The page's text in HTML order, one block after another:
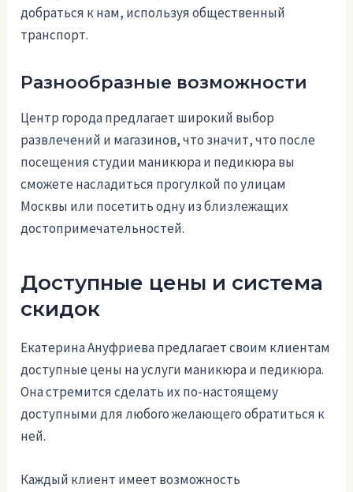
добраться к нам, используя общественный
транспорт.
Разнообразные возможности
Центр города предлагает широкий выбор
развлечений и магазинов, что значит, что после
посещения студии маникюра и педикюра вы
сможете насладиться прогулкой по улицам
Москвы или посетить одну из близлежащих
достопримечательностей.
Доступные цены и система
скидок
Екатерина Ануфриева предлагает своим клиентам
доступные цены на услуги маникюра и педикюра.
Она стремится сделать их по-настоящему
доступными для любого желающего обратиться к
ней.
Каждый клиент имеет возможность